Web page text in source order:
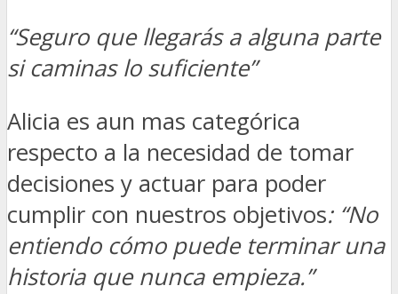
“Seguro que llegarás a alguna parte
si caminas lo suficiente”
Alicia es aun mas categórica
respecto a la necesidad de tomar
decisiones y actuar para poder
cumplir con nuestros objetivos: “No
entiendo cómo puede terminar una
historia que nunca empieza.”